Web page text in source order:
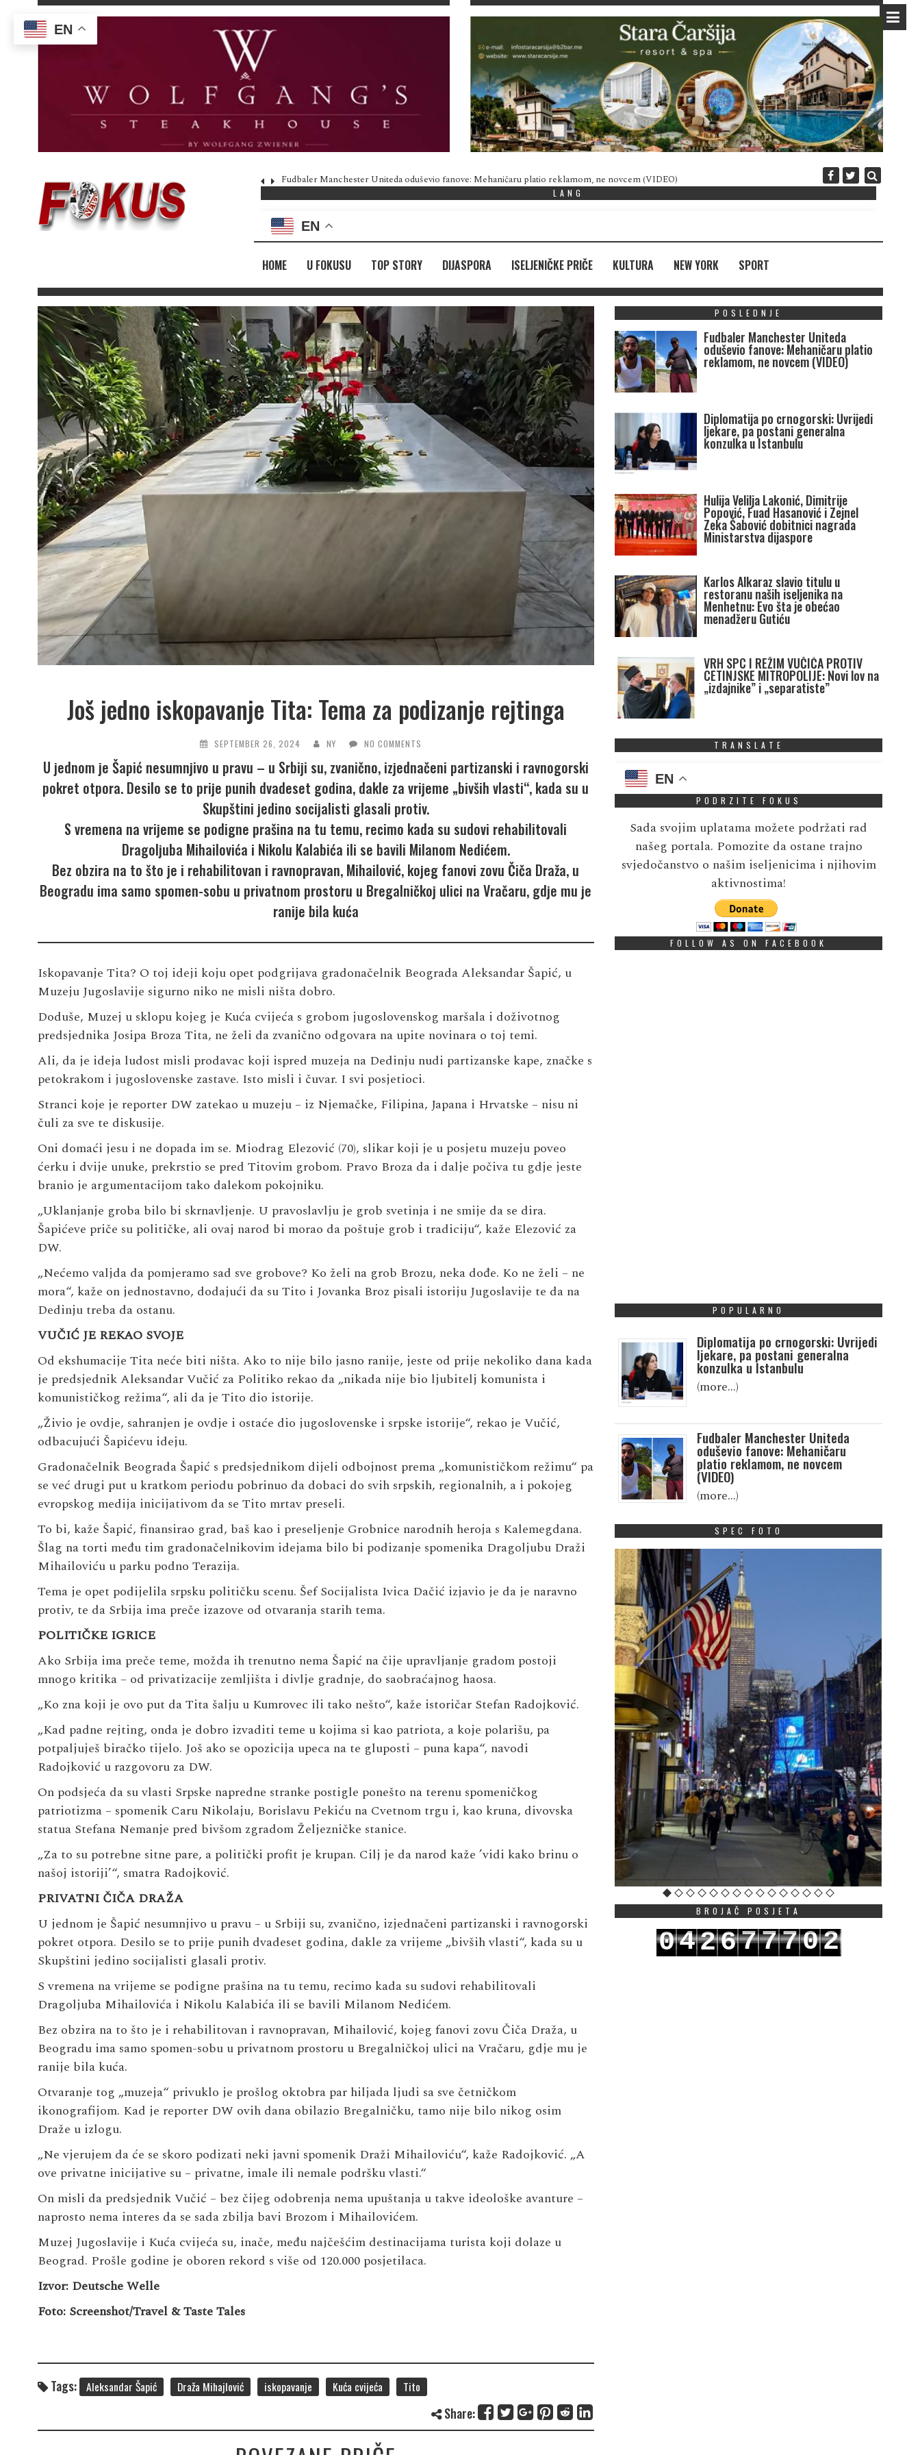
Fudbaler Manchester Uniteda oduševio fanove: Mehaničaru platio reklamom, ne novcem (VIDEO) Diplomatija po
LANG
EN
HOME U FOKUSU TOP STORY DIJASPORA ISELJENIČKE PRIČE KULTURA NEW YORK SPORT
Još jedno iskopavanje Tita: Tema za podizanje rejtinga
SEPTEMBER 26, 2024 NY NO COMMENTS
U jednom je Šapić nesumnjivo u pravu – u Srbiji su, zvanično, izjednačeni partizanski i ravnogorski
pokret otpora. Desilo se to prije punih dvadeset godina, dakle za vrijeme „bivših vlasti“, kada su u
Skupštini jedino socijalisti glasali protiv.
S vremena na vrijeme se podigne prašina na tu temu, recimo kada su sudovi rehabilitovali
Dragoljuba Mihailovića i Nikolu Kalabića ili se bavili Milanom Nedićem.
Bez obzira na to što je i rehabilitovan i ravnopravan, Mihailović, kojeg fanovi zovu Čiča Draža, u
Beogradu ima samo spomen-sobu u privatnom prostoru u Bregalničkoj ulici na Vračaru, gdje mu je
ranije bila kuća
Iskopavanje Tita? O toj ideji koju opet podgrijava gradonačelnik Beograda Aleksandar Šapić, u
Muzeju Jugoslavije sigurno niko ne misli ništa dobro.
Doduše, Muzej u sklopu kojeg je Kuća cvijeća s grobom jugoslovenskog maršala i doživotnog
predsjednika Josipa Broza Tita, ne želi da zvanično odgovara na upite novinara o toj temi.
Ali, da je ideja ludost misli prodavac koji ispred muzeja na Dedinju nudi partizanske kape, značke s
petokrakom i jugoslovenske zastave. Isto misli i čuvar. I svi posjetioci.
Stranci koje je reporter DW zatekao u muzeju – iz Njemačke, Filipina, Japana i Hrvatske – nisu ni
čuli za sve te diskusije.
Oni domaći jesu i ne dopada im se. Miodrag Elezović (70), slikar koji je u posjetu muzeju poveo
ćerku i dvije unuke, prekrstio se pred Titovim grobom. Pravo Broza da i dalje počiva tu gdje jeste
branio je argumentacijom tako dalekom pokojniku.
„Uklanjanje groba bilo bi skrnavljenje. U pravoslavlju je grob svetinja i ne smije da se dira.
Šapićeve priče su političke, ali ovaj narod bi morao da poštuje grob i tradiciju“, kaže Elezović za
DW.
„Nećemo valjda da pomjeramo sad sve grobove? Ko želi na grob Brozu, neka dođe. Ko ne želi – ne
mora“, kaže on jednostavno, dodajući da su Tito i Jovanka Broz pisali istoriju Jugoslavije te da na
Dedinju treba da ostanu.
VUČIĆ JE REKAO SVOJE
Od ekshumacije Tita neće biti ništa. Ako to nije bilo jasno ranije, jeste od prije nekoliko dana kada
je predsjednik Aleksandar Vučić za Politiko rekao da „nikada nije bio ljubitelj komunista i
komunističkog režima“, ali da je Tito dio istorije.
„Živio je ovdje, sahranjen je ovdje i ostaće dio jugoslovenske i srpske istorije“, rekao je Vučić,
odbacujući Šapićevu ideju.
Gradonačelnik Beograda Šapić s predsjednikom dijeli odbojnost prema „komunističkom režimu“ pa
se već drugi put u kratkom periodu pobrinuo da dobaci do svih srpskih, regionalnih, a i pokojeg
evropskog medija inicijativom da se Tito mrtav preseli.
To bi, kaže Šapić, finansirao grad, baš kao i preseljenje Grobnice narodnih heroja s Kalemegdana.
Šlag na torti među tim gradonačelnikovim idejama bilo bi podizanje spomenika Dragoljubu Draži
Mihailoviću u parku podno Terazija.
Tema je opet podijelila srpsku političku scenu. Šef Socijalista Ivica Dačić izjavio je da je naravno
protiv, te da Srbija ima preče izazove od otvaranja starih tema.
POLITIČKE IGRICE
Ako Srbija ima preče teme, možda ih trenutno nema Šapić na čije upravljanje gradom postoji
mnogo kritika – od privatizacije zemljišta i divlje gradnje, do saobraćajnog haosa.
„Ko zna koji je ovo put da Tita šalju u Kumrovec ili tako nešto“, kaže istoričar Stefan Radojković.
„Kad padne rejting, onda je dobro izvaditi teme u kojima si kao patriota, a koje polarišu, pa
potpaljuješ biračko tijelo. Još ako se opozicija upeca na te gluposti – puna kapa“, navodi
Radojković u razgovoru za DW.
On podsjeća da su vlasti Srpske napredne stranke postigle ponešto na terenu spomeničkog
patriotizma – spomenik Caru Nikolaju, Borislavu Pekiću na Cvetnom trgu i, kao kruna, divovska
statua Stefana Nemanje pred bivšom zgradom Željezničke stanice.
„Za to su potrebne sitne pare, a politički profit je krupan. Cilj je da narod kaže ’vidi kako brinu o
našoj istoriji’“, smatra Radojković.
PRIVATNI ČIČA DRAŽA
U jednom je Šapić nesumnjivo u pravu – u Srbiji su, zvanično, izjednačeni partizanski i ravnogorski
pokret otpora. Desilo se to prije punih dvadeset godina, dakle za vrijeme „bivših vlasti“, kada su u
Skupštini jedino socijalisti glasali protiv.
S vremena na vrijeme se podigne prašina na tu temu, recimo kada su sudovi rehabilitovali
Dragoljuba Mihailovića i Nikolu Kalabića ili se bavili Milanom Nedićem.
Bez obzira na to što je i rehabilitovan i ravnopravan, Mihailović, kojeg fanovi zovu Čiča Draža, u
Beogradu ima samo spomen-sobu u privatnom prostoru u Bregalničkoj ulici na Vračaru, gdje mu je
ranije bila kuća.
Otvaranje tog „muzeja“ privuklo je prošlog oktobra par hiljada ljudi sa sve četničkom
ikonografijom. Kad je reporter DW ovih dana obilazio Bregalničku, tamo nije bilo nikog osim
Draže u izlogu.
„Ne vjerujem da će se skoro podizati neki javni spomenik Draži Mihailoviću“, kaže Radojković. „A
ove privatne inicijative su – privatne, imale ili nemale podršku vlasti.“
On misli da predsjednik Vučić – bez čijeg odobrenja nema upuštanja u takve ideološke avanture –
naprosto nema interes da se sada zbilja bavi Brozom i Mihailovićem.
Muzej Jugoslavije i Kuća cvijeća su, inače, među najčešćim destinacijama turista koji dolaze u
Beograd. Prošle godine je oboren rekord s više od 120.000 posjetilaca.
Izvor: Deutsche Welle
Foto: Screenshot/Travel & Taste Tales
Tags: Aleksandar Šapić Draža Mihajlović iskopavanje Kuća cvijeća Tito
Share:
POSLEDNJE
Fudbaler Manchester Uniteda
oduševio fanove: Mehaničaru platio
reklamom, ne novcem (VIDEO)
Diplomatija po crnogorski: Uvrijedi
ljekare, pa postani generalna
konzulka u Istanbulu
Hulija Velilja Lakonić, Dimitrije
Popović, Fuad Hasanović i Zejnel
Zeka Šabović dobitnici nagrada
Ministarstva dijaspore
Karlos Alkaraz slavio titulu u
restoranu naših iseljenika na
Menhetnu: Evo šta je obećao
menadžeru Gutiću
VRH SPC I REŽIM VUČIĆA PROTIV
CETINJSKE MITROPOLIJE: Novi lov na
„izdajnike” i „separatiste”
TRANSLATE
EN
PODRZITE FOKUS
Sada svojim uplatama možete podržati rad
našeg portala. Pomozite da ostane trajno
svjedočanstvo o našim iseljenicima i njihovim
aktivnostima!
FOLLOW AS ON FACEBOOK
POPULARNO
Diplomatija po crnogorski: Uvrijedi
ljekare, pa postani generalna
konzulka u Istanbulu
(more…)
Fudbaler Manchester Uniteda
oduševio fanove: Mehaničaru
platio reklamom, ne novcem
(VIDEO)
(more…)
SPEC FOTO
BROJAČ POSJETA
042677702
EN